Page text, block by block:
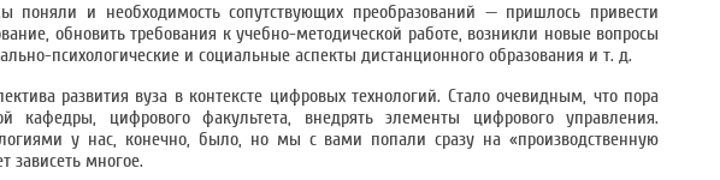
и необходимость сопутствующих преобразований — пришлось привести
обновить требования к учебно-методической работе, возникли новые вопросы
психологические и социальные аспекты дистанционного образования и т. д.
развития вуза в контексте цифровых технологий. Стало очевидным, что пора
цифрового факультета, внедрять элементы цифрового управления.
у нас, конечно, было, но мы с вами попали сразу на «производственную
зависеть многое.